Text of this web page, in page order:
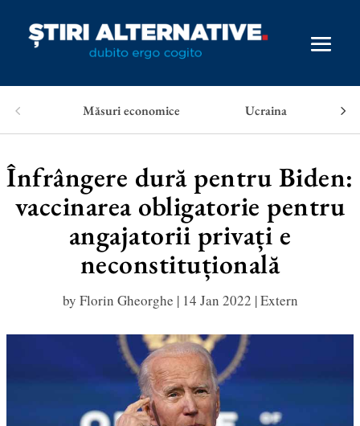
Măsuri economice Ucraina
Înfrângere dură pentru Biden:
vaccinarea obligatorie pentru
angajatorii privați e
neconstituțională
by Florin Gheorghe | 14 Jan 2022 |Extern